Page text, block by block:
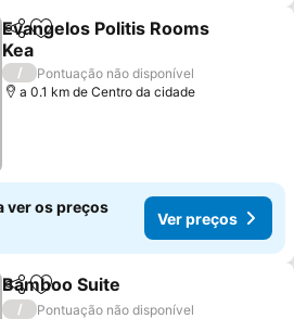
PartilharAdicionar aos favoritos
Evangelos Politis Rooms
Kea
/
Pontuação não disponível
a 0.1 km de Centro da cidade
ver os preços
Ver preços
PartilharAdicionar aos favoritos
Bamboo Suite
/
Pontuação não disponível